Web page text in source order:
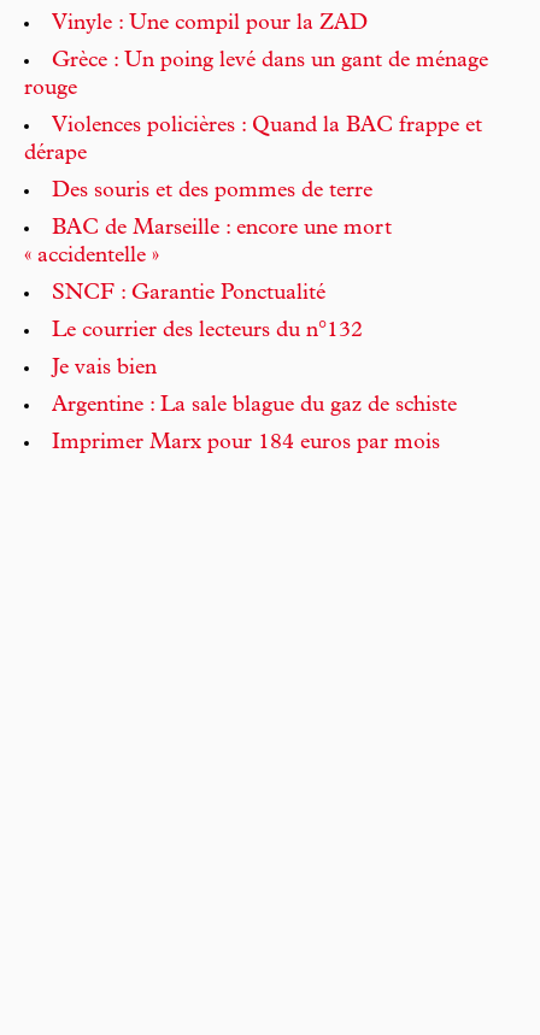
Vinyle : Une compil pour la ZAD
Grèce : Un poing levé dans un gant de ménage
rouge
Violences policières : Quand la BAC frappe et
dérape
Des souris et des pommes de terre
BAC de Marseille : encore une mort
« accidentelle »
SNCF : Garantie Ponctualité
Le courrier des lecteurs du n°132
Je vais bien
Argentine : La sale blague du gaz de schiste
Imprimer Marx pour 184 euros par mois